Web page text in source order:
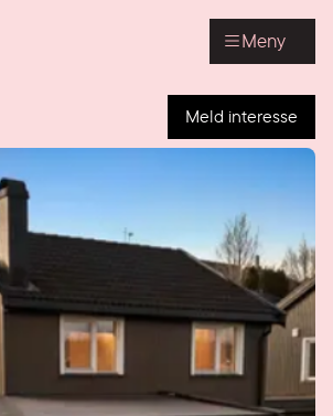
Meny
Meld interesse